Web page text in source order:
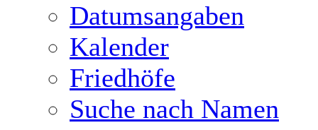
Datumsangaben
Kalender
Friedhöfe
Suche nach Namen